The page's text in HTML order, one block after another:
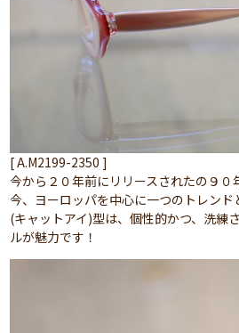
[ A.M2199-2350 ]
今から２０年前にリリースされたの９０
今、ヨーロッパを中心に一つのトレンド
(キャットアイ)型は、個性的かつ、洗練
ルが魅力です！